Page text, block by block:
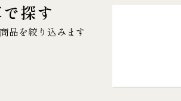
探す
品を絞り込みます